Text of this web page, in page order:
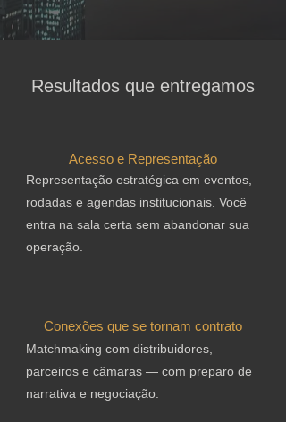
Resultados que entregamos
Acesso e Representação
Representação estratégica em eventos,
rodadas e agendas institucionais. Você
entra na sala certa sem abandonar sua
operação.
Conexões que se tornam contrato
Matchmaking com distribuidores,
parceiros e câmaras — com preparo de
narrativa e negociação.